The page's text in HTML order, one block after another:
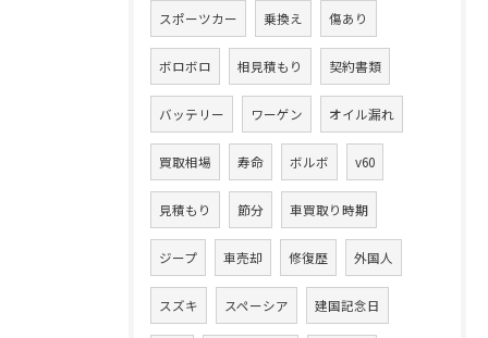
スポーツカー 乗換え 傷あり
ボロボロ 相見積もり 契約書類
バッテリー ワーゲン オイル漏れ
買取相場 寿命 ボルボ v60
見積もり 節分 車買取り時期
ジープ 車売却 修復歴 外国人
スズキ スペーシア 建国記念日